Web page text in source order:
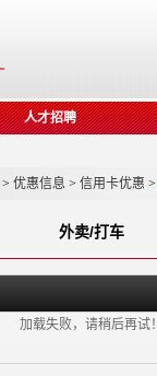
人才招聘
> 优惠信息 > 信用卡优惠 >
外卖/打车
加载失败，请稍后再试！